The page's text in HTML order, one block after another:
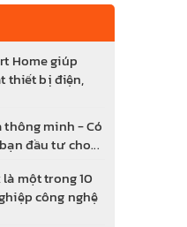
Home giúp
thiết bị điện,
thông minh - Có
đầu tư cho...
một trong 10
công nghệ